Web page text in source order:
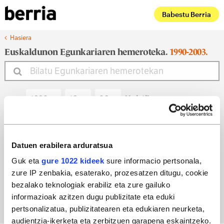
Datuen erabilera arduratsua
Guk eta gure 1022 kideek sure informacio pertsonala,
zure IP zenbakia, esaterako, prozesatzen ditugu, cookie
bezalako teknologiak erabiliz eta zure gailuko
informazioak azitzen dugu publizitate eta eduki
pertsonalizatua, publizitatearen eta edukiaren neurketa,
audientzia-ikerketa eta zerbitzuen garapena eskaintzeko.
Babestu Berria
Hasiera
Euskaldunon Egunkariaren hemeroteka. 1990-2003.
Noiztik
Noiz arte
Bilatu egun bateko edizioa